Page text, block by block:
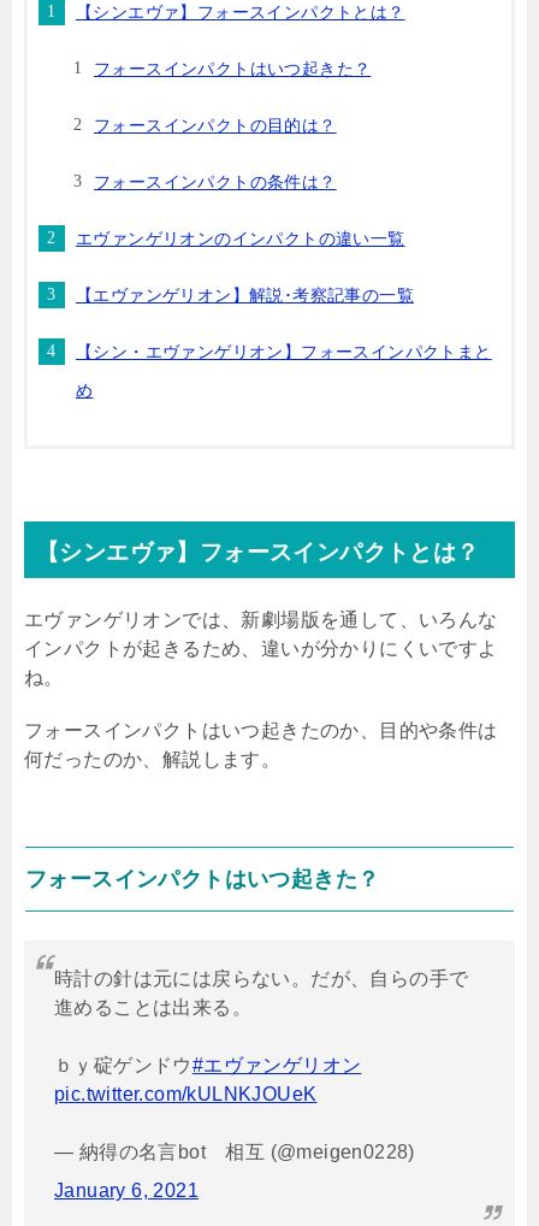
【シンエヴァ】フォースインパクトとは？
フォースインパクトはいつ起きた？
フォースインパクトの目的は？
フォースインパクトの条件は？
エヴァンゲリオンのインパクトの違い一覧
【エヴァンゲリオン】解説･考察記事の一覧
【シン・エヴァンゲリオン】フォースインパクトまと
め
【シンエヴァ】フォースインパクトとは？
エヴァンゲリオンでは、新劇場版を通して、いろんな
インパクトが起きるため、違いが分かりにくいですよ
ね。
フォースインパクトはいつ起きたのか、目的や条件は
何だったのか、解説します。
フォースインパクトはいつ起きた？
時計の針は元には戻らない。だが、自らの手で
進めることは出来る。
ｂｙ碇ゲンドウ#エヴァンゲリオン
pic.twitter.com/kULNKJOUeK
— 納得の名言bot 相互 (@meigen0228)
January 6, 2021